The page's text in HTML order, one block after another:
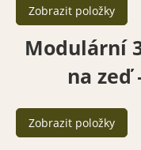
Modulární
na zeď